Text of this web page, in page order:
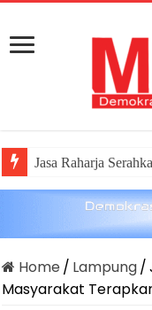
Jasa Raharja
Home / Lampung/
Masyarakat